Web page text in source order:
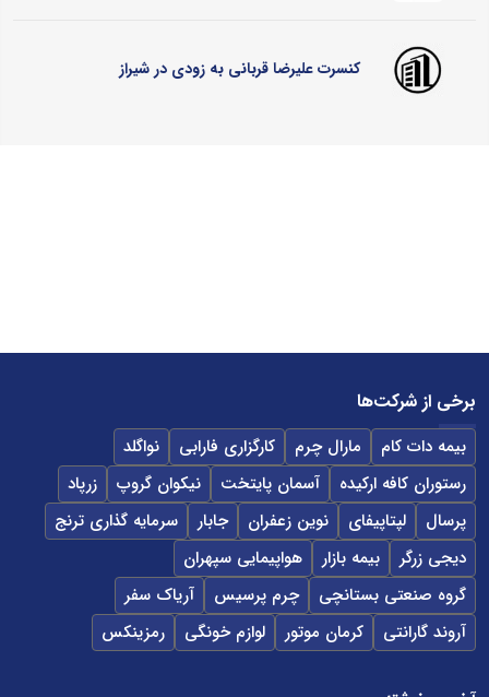
کنسرت علیرضا قربانی به زودی در شیراز
برخی از شرکت‌ها
بیمه دات کام مارال چرم کارگزاری فارابی
نواگلد
رستوران کافه ارکیده
آسمان پایتخت نیکوان گروپ
زرپاد
پرسال
لپتاپیفای نوین زعفران جابار
سرمایه گذاری ترنج
دیجی زرگر
بیمه بازار
هواپیمایی سپهران
گروه صنعتی بستانچی
چرم پرسیس
آریاک سفر
آروند گارانتی
کرمان موتور لوازم خونگی رمزینکس